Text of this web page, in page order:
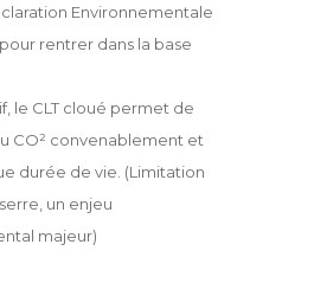
Environnementale
rentrer dans la base
le CLT cloué permet de
CO² convenablement et
durée de vie. (Limitation
un enjeu
majeur)